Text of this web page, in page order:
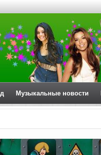
Музыкальные новости